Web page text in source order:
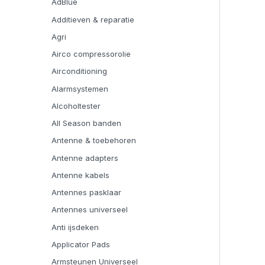
AdBlue
Additieven & reparatie
Agri
Airco compressorolie
Airconditioning
Alarmsystemen
Alcoholtester
All Season banden
Antenne & toebehoren
Antenne adapters
Antenne kabels
Antennes pasklaar
Antennes universeel
Anti ijsdeken
Applicator Pads
Armsteunen Universeel